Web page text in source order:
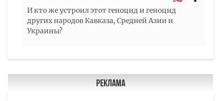
И кто же устроил этот геноцид и геноцид
других народов Кавказа, Средней Азии и
Украины?
Реклама